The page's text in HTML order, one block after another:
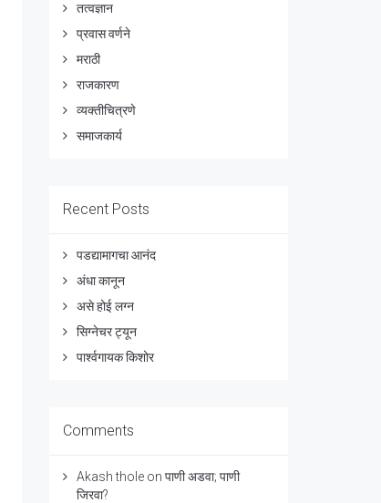
तत्वज्ञान
प्रवास वर्णने
मराठी
राजकारण
व्यक्तीचित्रणे
समाजकार्य
Recent Posts
पडद्यामागचा आनंद
अंधा कानून
असे होई लग्न
सिग्नेचर ट्यून
पार्श्वगायक किशोर
Comments
Akash tholeon पाणी अडवा; पाणी
जिरवा?